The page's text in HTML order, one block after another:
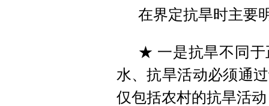
在界定抗旱时主要
★ 一是抗旱不同于
水、抗旱活动必须通
仅包括农村的抗旱活